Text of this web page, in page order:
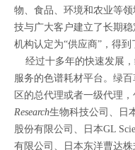
物、食品、环境和农业等
技与广大客户建立了长期
机构认定为“供应商”，得到
经过十多年的快速发展，
服务的色谱耗材平台。绿
区的总代理或者一级代理
Research生物科技公司、
日
股份有限公司、日本GL
有限公司、日本东洋曹达